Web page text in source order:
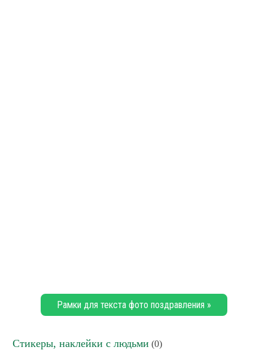
Рамки для текста фото поздравления »
Стикеры, наклейки с людьми (0)